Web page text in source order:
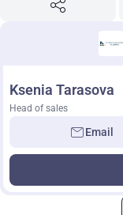
Ksenia Tarasova
Head of sales
Email